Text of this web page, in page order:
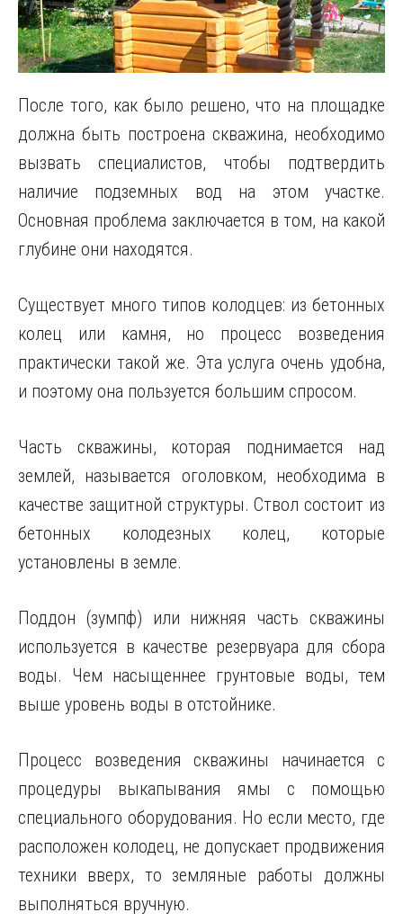
После того, как было решено, что на площадке
должна быть построена скважина, необходимо
вызвать специалистов, чтобы подтвердить
наличие подземных вод на этом участке.
Основная проблема заключается в том, на какой
глубине они находятся.
Существует много типов колодцев: из бетонных
колец или камня, но процесс возведения
практически такой же. Эта услуга очень удобна,
и поэтому она пользуется большим спросом.
Часть скважины, которая поднимается над
землей, называется оголовком, необходима в
качестве защитной структуры. Ствол состоит из
бетонных колодезных колец, которые
установлены в земле.
Поддон (зумпф) или нижняя часть скважины
используется в качестве резервуара для сбора
воды. Чем насыщеннее грунтовые воды, тем
выше уровень воды в отстойнике.
Процесс возведения скважины начинается с
процедуры выкапывания ямы с помощью
специального оборудования. Но если место, где
расположен колодец, не допускает продвижения
техники вверх, то земляные работы должны
выполняться вручную.